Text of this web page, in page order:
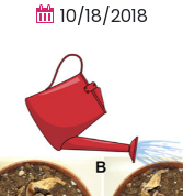
10/18/2018